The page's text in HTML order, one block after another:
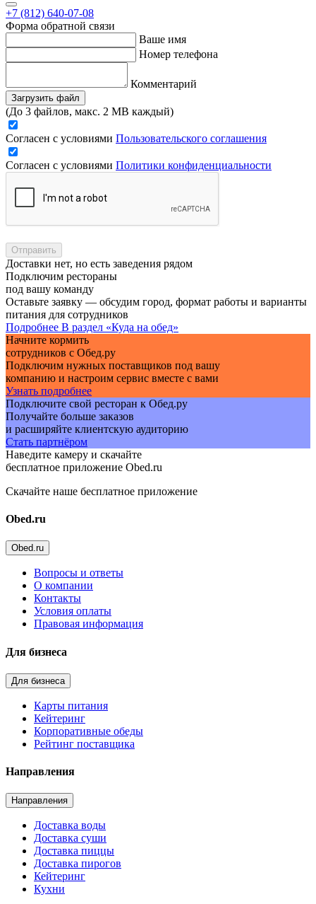
+7 (812) 640-07-08
Форма обратной связи
Ваше имя
Номер телефона
Комментарий
Загрузить файл
(До 3 файлов, макс. 2 MB каждый)
Согласен с условиями Пользовательского соглашения
Согласен с условиями Политики конфиденциальности
Отправить
Доставки нет, но есть заведения рядом
Подключим рестораны
под вашу команду
Оставьте заявку — обсудим город, формат работы и варианты
питания для сотрудников
Подробнее В раздел «Куда на обед»
Начните кормить
сотрудников с Обед.ру
Подключим нужных поставщиков под вашу
компанию и настроим сервис вместе с вами
Узнать подробнее
Подключите свой ресторан к Обед.ру
Получайте больше заказов
и расширяйте клиентскую аудиторию
Стать партнёром
Наведите камеру и скачайте
бесплатное приложение Obed.ru
Скачайте наше бесплатное приложение
Obed.ru
Obed.ru
Вопросы и ответы
О компании
Контакты
Условия оплаты
Правовая информация
Для бизнеса
Для бизнеса
Карты питания
Кейтеринг
Корпоративные обеды
Рейтинг поставщика
Направления
Направления
Доставка воды
Доставка суши
Доставка пиццы
Доставка пирогов
Кейтеринг
Кухни